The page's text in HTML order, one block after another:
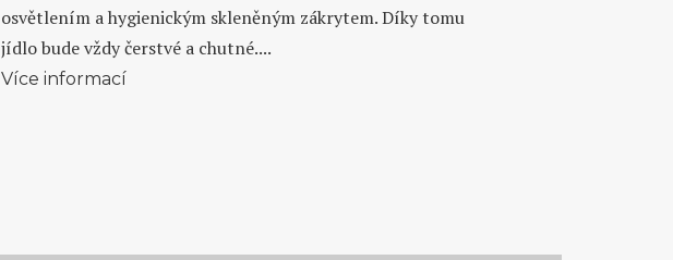
osvětlením a hygienickým skleněným zákrytem. Díky tomu
jídlo bude vždy čerstvé a chutné....
Více informací